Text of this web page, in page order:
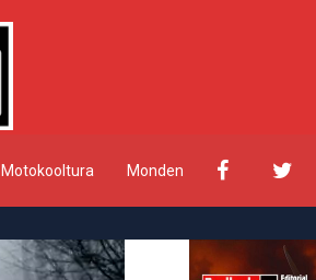
Motokooltura Monden